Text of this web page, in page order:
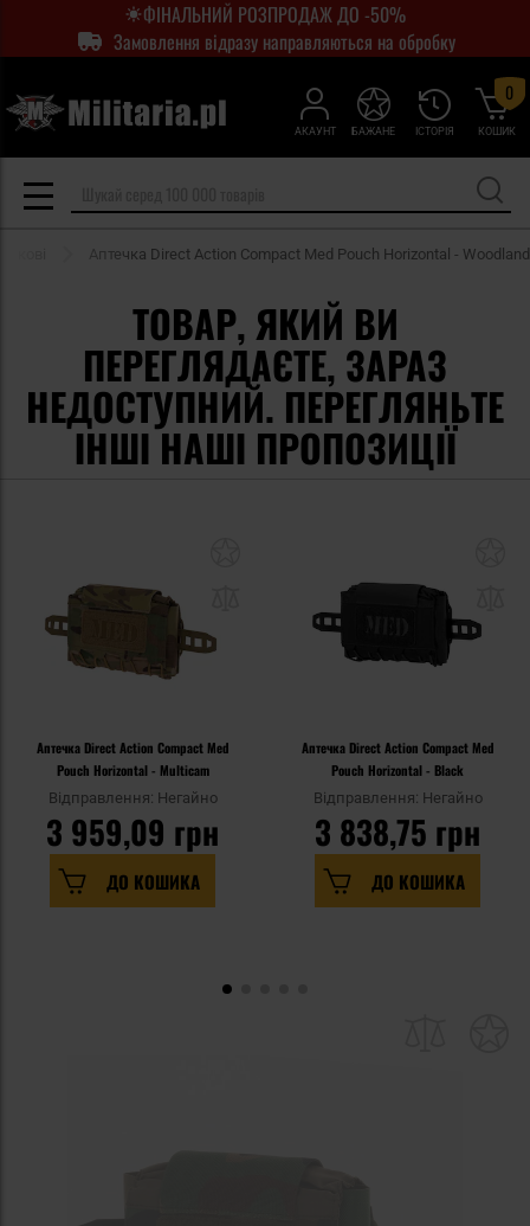
ФІНАЛЬНИЙ РОЗПРОДАЖ ДО -50%
Замовлення відразу направляються на обробку
АКАУНТ ІСТОРІЯ
БАЖАНЕ КОШИК
0
Аптечка Direct Action Compact Med Pouch Horizontal - Woodland
ТОВАР, ЯКИЙ ВИ
ПЕРЕГЛЯДАЄТЕ, ЗАРАЗ
НЕДОСТУПНИЙ. ПЕРЕГЛЯНЬТЕ
ІНШІ НАШІ ПРОПОЗИЦІЇ
Аптечка Direct Action Compact Med
Pouch Horizontal - Multicam
Відправлення: Негайно
3 959,09 грн
ДО КОШИКА
Аптечка Direct Action Compact Med
Pouch Horizontal - Black
Відправлення: Негайно
3 838,75 грн
ДО КОШИКА